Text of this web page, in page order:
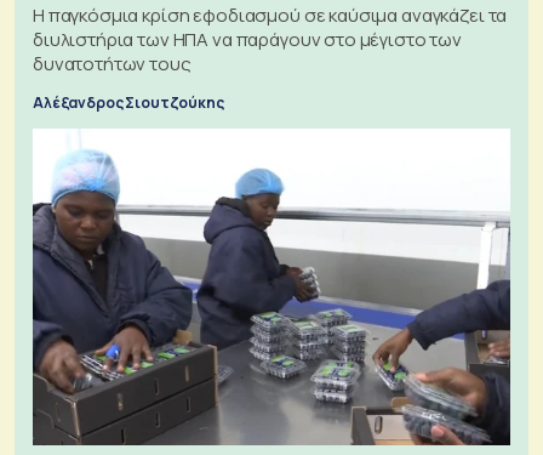
Η παγκόσμια κρίση εφοδιασμού σε καύσιμα αναγκάζει τα
διυλιστήρια των ΗΠΑ να παράγουν στο μέγιστο των
δυνατοτήτων τους
Αλέξανδρος Σιουτζούκης